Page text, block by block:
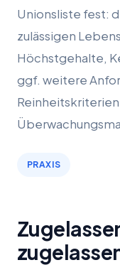
Unionsliste fest:
zulässigen
Höchstgehalte,
ggf. weitere
PRAXIS